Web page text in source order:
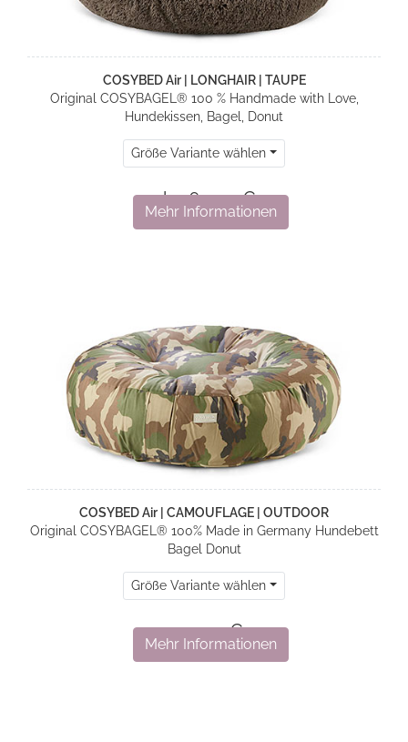
COSYBED Air | LONGHAIR | TAUPE
Original COSYBAGEL® 100 % Handmade with Love,
Hundekissen, Bagel, Donut
Größe Variante wählen
ab 369,00 €
Mehr Informationen
COSYBED Air | CAMOUFLAGE | OUTDOOR
Original COSYBAGEL® 100% Made in Germany Hundebett
Bagel Donut
Größe Variante wählen
499,00 €
Mehr Informationen